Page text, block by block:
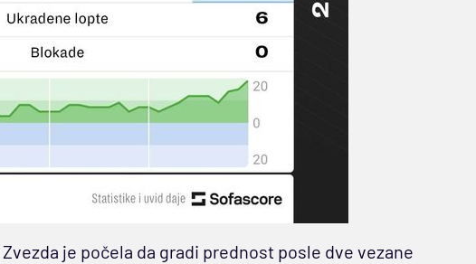
je počela da gradi prednost posle dve vezane